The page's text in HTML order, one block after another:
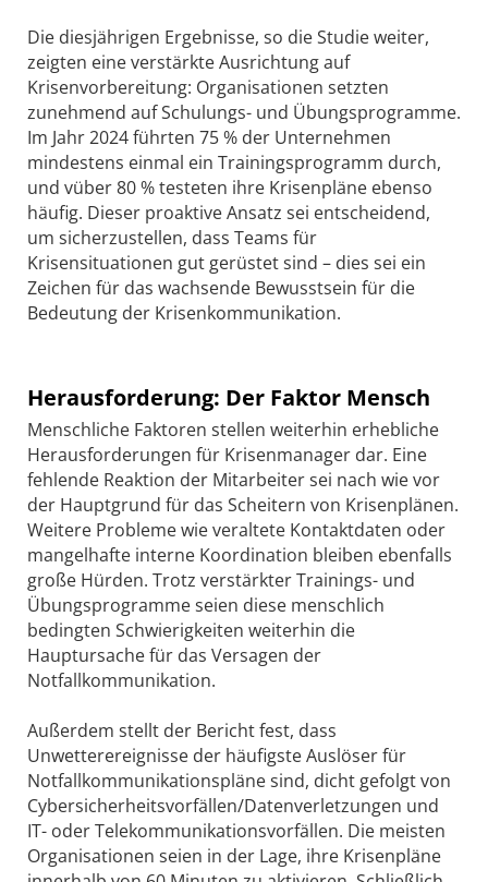
Die diesjährigen Ergebnisse, so die Studie weiter,
zeigten eine verstärkte Ausrichtung auf
Krisenvorbereitung: Organisationen setzten
zunehmend auf Schulungs- und Übungsprogramme.
Im Jahr 2024 führten 75 % der Unternehmen
mindestens einmal ein Trainingsprogramm durch,
und vüber 80 % testeten ihre Krisenpläne ebenso
häufig. Dieser proaktive Ansatz sei entscheidend,
um sicherzustellen, dass Teams für
Krisensituationen gut gerüstet sind – dies sei ein
Zeichen für das wachsende Bewusstsein für die
Bedeutung der Krisenkommunikation.
Herausforderung: Der Faktor Mensch
Menschliche Faktoren stellen weiterhin erhebliche
Herausforderungen für Krisenmanager dar. Eine
fehlende Reaktion der Mitarbeiter sei nach wie vor
der Hauptgrund für das Scheitern von Krisenplänen.
Weitere Probleme wie veraltete Kontaktdaten oder
mangelhafte interne Koordination bleiben ebenfalls
große Hürden. Trotz verstärkter Trainings- und
Übungsprogramme seien diese menschlich
bedingten Schwierigkeiten weiterhin die
Hauptursache für das Versagen der
Notfallkommunikation.
Außerdem stellt der Bericht fest, dass
Unwetterereignisse der häufigste Auslöser für
Notfallkommunikationspläne sind, dicht gefolgt von
Cybersicherheitsvorfällen/Datenverletzungen und
IT- oder Telekommunikationsvorfällen. Die meisten
Organisationen seien in der Lage, ihre Krisenpläne